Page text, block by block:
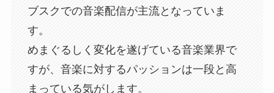
ブスクでの音楽配信が主流となっていま
す。
めまぐるしく変化を遂げている音楽業界で
すが、音楽に対するパッションは一段と高
まっている気がします。